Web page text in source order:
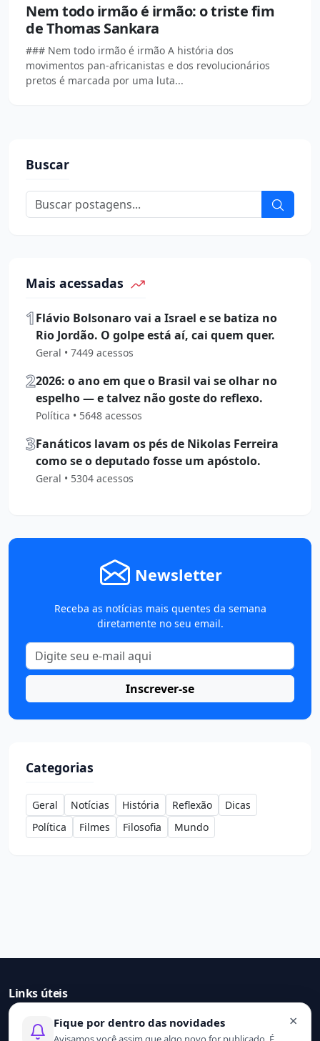
Nem todo irmão é irmão: o triste fim
de Thomas Sankara
### Nem todo irmão é irmão A história dos
movimentos pan-africanistas e dos revolucionários
pretos é marcada por uma luta...
Buscar
Mais acessadas
1Flávio Bolsonaro vai a Israel e se batiza no
Rio Jordão. O golpe está aí, cai quem quer.
Geral • 7449 acessos
22026: o ano em que o Brasil vai se olhar no
espelho — e talvez não goste do reflexo.
Política • 5648 acessos
3Fanáticos lavam os pés de Nikolas Ferreira
como se o deputado fosse um apóstolo.
Geral • 5304 acessos
Newsletter
Receba as notícias mais quentes da semana
diretamente no seu email.
Inscrever-se
Categorias
Geral Notícias História Reflexão
Dicas
Política
Filmes Filosofia Mundo
Links úteis
Início
×
Fique por dentro das novidades